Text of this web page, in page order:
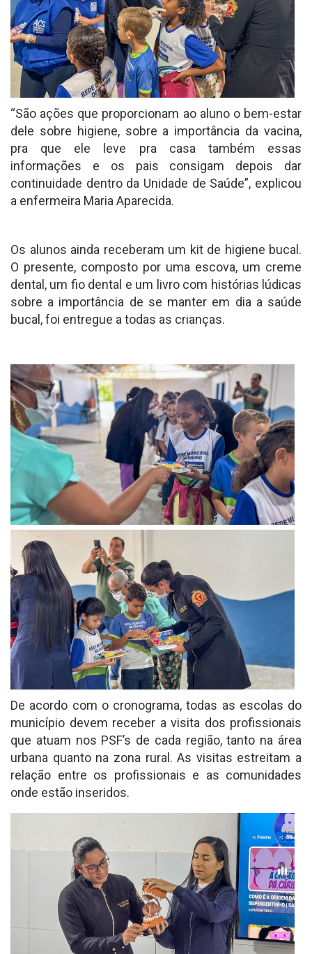
“São ações que proporcionam ao aluno o bem-estar
dele sobre higiene, sobre a importância da vacina,
pra que ele leve pra casa também essas
informações e os pais consigam depois dar
continuidade dentro da Unidade de Saúde”, explicou
a enfermeira Maria Aparecida.
Os alunos ainda receberam um kit de higiene bucal.
O presente, composto por uma escova, um creme
dental, um fio dental e um livro com histórias lúdicas
sobre a importância de se manter em dia a saúde
bucal, foi entregue a todas as crianças.
De acordo com o cronograma, todas as escolas do
município devem receber a visita dos profissionais
que atuam nos PSF’s de cada região, tanto na área
urbana quanto na zona rural. As visitas estreitam a
relação entre os profissionais e as comunidades
onde estão inseridos.